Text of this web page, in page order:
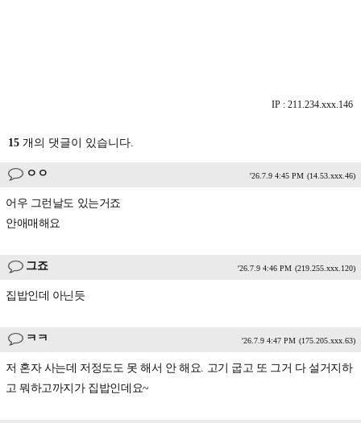
IP : 211.234.xxx.146
15 개의 댓글이 있습니다.
ㅇㅇ '26.7.9 4:45 PM (14.53.xxx.46)
어우 그런날도 있는거죠
안애매해요
그죠 '26.7.9 4:46 PM (219.255.xxx.120)
집밥인데 아닌듯
ㅋㅋ '26.7.9 4:47 PM (175.205.xxx.63)
저 혼자 사는데 저정도도 못 해서 안 해요. 고기 굽고 또 그거 다 설거지하
고 뭐하고까지가 집밥인데요~